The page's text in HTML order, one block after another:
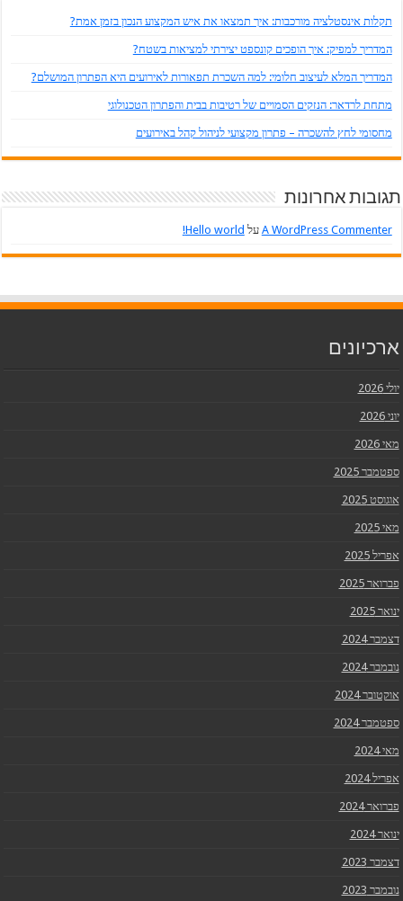
תקלות אינסטלציה מורכבות: איך תמצאו את איש המקצוע הנכון בזמן אמת?
המדריך למפיק: איך הופכים קונספט יצירתי למציאות בשטח?
המדריך המלא לעיצוב חלומי: למה השכרת תפאורות לאירועים היא הפתרון המושלם?
מתחת לרדאר: הנזקים הסמויים של רטיבות בבית והפתרון הטכנולוגי
מחסומי לחץ להשכרה – פתרון מקצועי לניהול קהל באירועים
תגובות אחרונות
A WordPress Commenter על Hello world!
ארכיונים
יולי 2026
יוני 2026
מאי 2026
ספטמבר 2025
אוגוסט 2025
מאי 2025
אפריל 2025
פברואר 2025
ינואר 2025
דצמבר 2024
נובמבר 2024
אוקטובר 2024
ספטמבר 2024
מאי 2024
אפריל 2024
פברואר 2024
ינואר 2024
דצמבר 2023
נובמבר 2023